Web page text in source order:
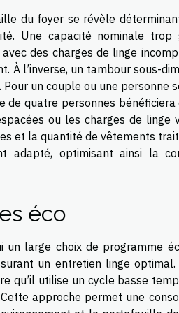
du foyer se révèle
Une capacité nominale
des charges de linge
À l’inverse, un tambour sous-
un couple ou une personne
quatre personnes bénéficiera
ou les charges de linge
et la quantité de vêtements
adapté, optimisant ainsi la
éco
un large choix de programme
un entretien linge
qu’il utilise un cycle basse
approche permet une